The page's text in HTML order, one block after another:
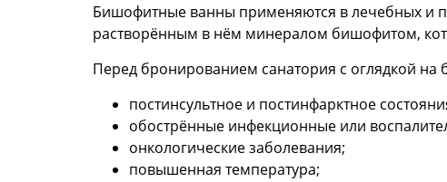
Бишофитные ванны применяются в лечебных и
растворённым в нём минералом бишофитом,
Перед бронированием санатория с оглядкой на
постинсультное и постинфарктное
обострённые инфекционные или
онкологические заболевания;
повышенная температура;